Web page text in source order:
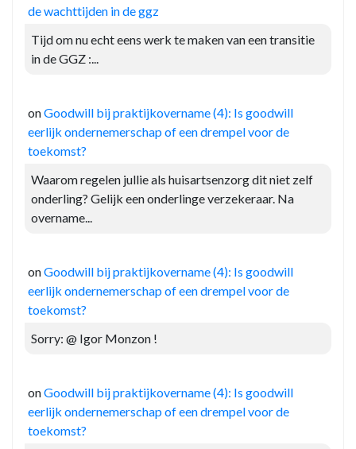
de wachttijden in de ggz
Tijd om nu echt eens werk te maken van een transitie
in de GGZ :...
onGoodwill bij praktijkovername (4): Is goodwill
eerlijk ondernemerschap of een drempel voor de
toekomst?
Waarom regelen jullie als huisartsenzorg dit niet zelf
onderling? Gelijk een onderlinge verzekeraar. Na
overname...
onGoodwill bij praktijkovername (4): Is goodwill
eerlijk ondernemerschap of een drempel voor de
toekomst?
Sorry: @ Igor Monzon !
onGoodwill bij praktijkovername (4): Is goodwill
eerlijk ondernemerschap of een drempel voor de
toekomst?